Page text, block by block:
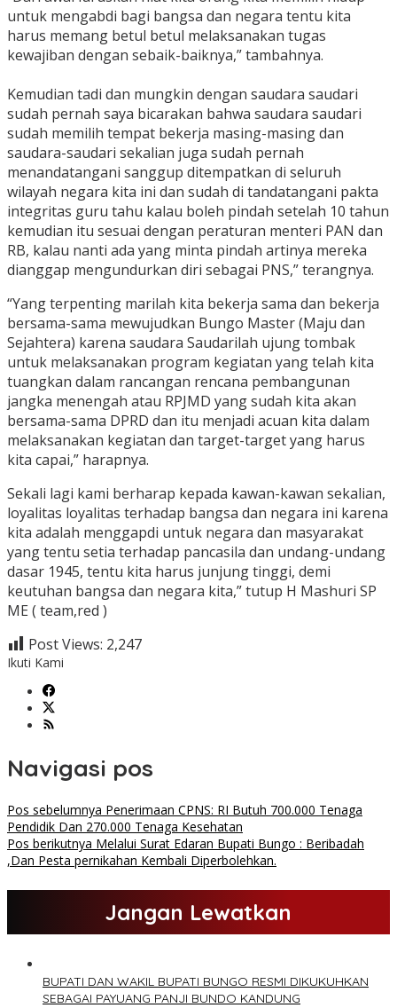
untuk mengabdi bagi bangsa dan negara tentu kita
harus memang betul betul melaksanakan tugas
kewajiban dengan sebaik-baiknya,” tambahnya.
Kemudian tadi dan mungkin dengan saudara saudari
sudah pernah saya bicarakan bahwa saudara saudari
sudah memilih tempat bekerja masing-masing dan
saudara-saudari sekalian juga sudah pernah
menandatangani sanggup ditempatkan di seluruh
wilayah negara kita ini dan sudah di tandatangani pakta
integritas guru tahu kalau boleh pindah setelah 10 tahun
kemudian itu sesuai dengan peraturan menteri PAN dan
RB, kalau nanti ada yang minta pindah artinya mereka
dianggap mengundurkan diri sebagai PNS,” terangnya.
“Yang terpenting marilah kita bekerja sama dan bekerja
bersama-sama mewujudkan Bungo Master (Maju dan
Sejahtera) karena saudara Saudarilah ujung tombak
untuk melaksanakan program kegiatan yang telah kita
tuangkan dalam rancangan rencana pembangunan
jangka menengah atau RPJMD yang sudah kita akan
bersama-sama DPRD dan itu menjadi acuan kita dalam
melaksanakan kegiatan dan target-target yang harus
kita capai,” harapnya.
Sekali lagi kami berharap kepada kawan-kawan sekalian,
loyalitas loyalitas terhadap bangsa dan negara ini karena
kita adalah menggapdi untuk negara dan masyarakat
yang tentu setia terhadap pancasila dan undang-undang
dasar 1945, tentu kita harus junjung tinggi, demi
keutuhan bangsa dan negara kita,” tutup H Mashuri SP
ME ( team,red )
Post Views: 2,247
Ikuti Kami
Navigasi pos
Pos sebelumnya Penerimaan CPNS: RI Butuh 700.000 Tenaga
Pendidik Dan 270.000 Tenaga Kesehatan
Pos berikutnya Melalui Surat Edaran Bupati Bungo : Beribadah
,Dan Pesta pernikahan Kembali Diperbolehkan.
Jangan Lewatkan
BUPATI DAN WAKIL BUPATI BUNGO RESMI DIKUKUHKAN
SEBAGAI PAYUANG PANJI BUNDO KANDUNG